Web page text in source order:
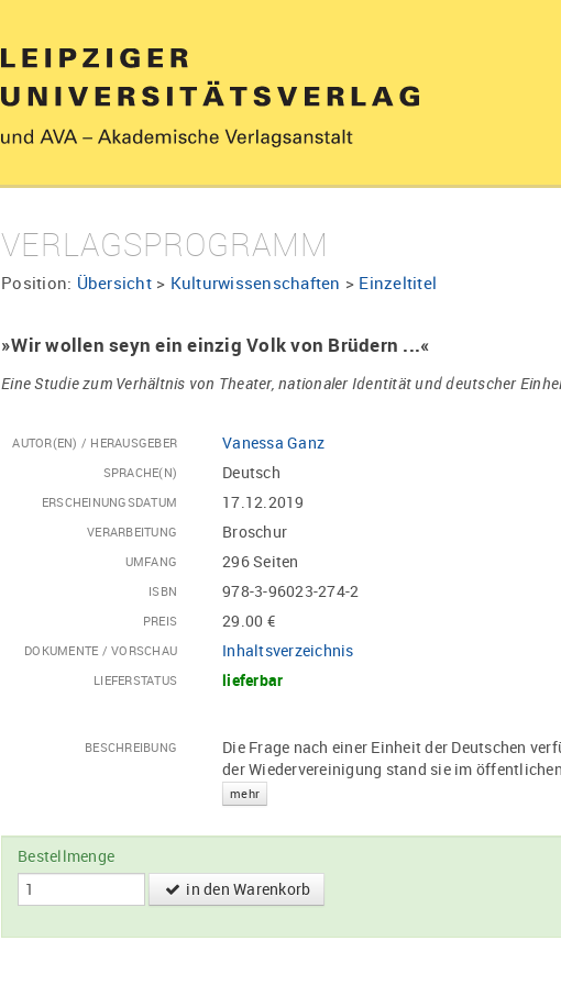
VERLAGSPROGRAMM
Position: Übersicht> Kulturwissenschaften > Einzeltitel
»Wir wollen seyn ein einzig Volk von Brüdern ...«
Eine Studie zum Verhältnis von Theater, nationaler Identität und deutscher
AUTOR(EN) / HERAUSGEBER Vanessa Ganz
SPRACHE(N) Deutsch
ERSCHEINUNGSDATUM 17.12.2019
VERARBEITUNG Broschur
UMFANG 296 Seiten
ISBN 978-3-96023-274-2
PREIS 29.00 €
DOKUMENTE / VORSCHAU Inhaltsverzeichnis
LIEFERSTATUS lieferbar
BESCHREIBUNG
Die Frage nach einer Einheit der Deutschen
der Wiedervereinigung stand sie im
mehr
Bestellmenge
in den Warenkorb